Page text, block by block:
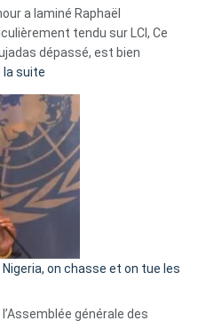
fake
news
»
a laminé Raphaël
tendu sur LCI, Ce
dépassé, est bien
la suite
Tegnér
exulte
« Zemmour
a
tout
parle
ses
Nigeria, on chasse et on tue les
générale des